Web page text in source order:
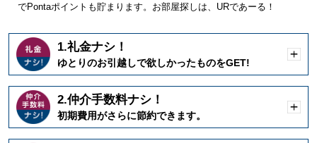
でPontaポイントも貯まります。お部屋探しは、URであーる！
1.礼金ナシ！
ゆとりのお引越しで欲しかったものをGET!
く
2.仲介手数料ナシ！
初期費用がさらに節約できます。
く